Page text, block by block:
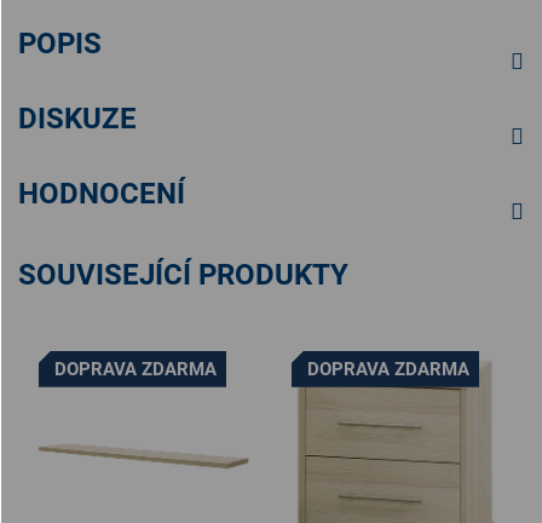
POPIS
DISKUZE
HODNOCENÍ
SOUVISEJÍCÍ PRODUKTY
DOPRAVA ZDARMA DOPRAVA ZDARMA